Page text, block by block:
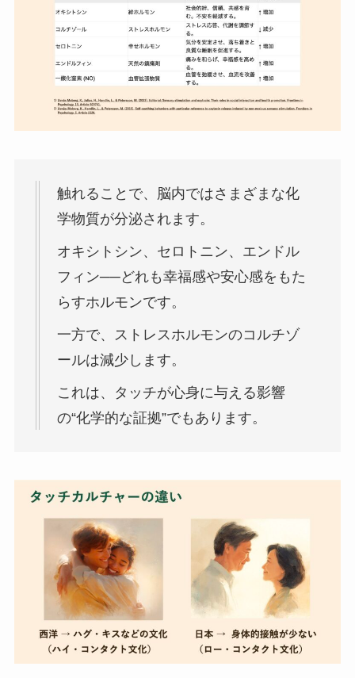
触れることで、脳内ではさまざまな化
学物質が分泌されます。
オキシトシン、セロトニン、エンドル
フィン──どれも幸福感や安心感をもた
らすホルモンです。
一方で、ストレスホルモンのコルチゾ
ールは減少します。
これは、タッチが心身に与える影響
の“化学的な証拠”でもあります。